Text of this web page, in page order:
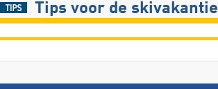
Tips voor de skivakantie